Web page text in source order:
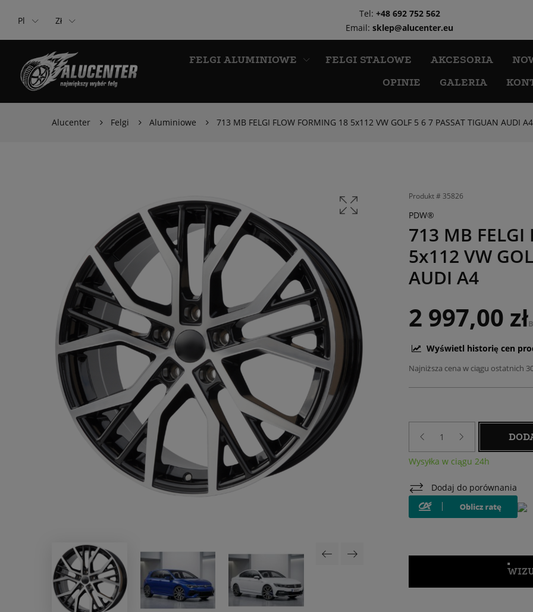
Pl Zł
Tel: +48 692 752 562
Email:sklep@alucenter.eu
FELGI ALUMINIOWE FELGI STALOWE AKCESORIA
OPINIE
GALERIA
Alucenter Felgi Aluminiowe 713 MB FELGI FLOW FORMING 18 5x112 VW GOLF 5 6 7 PASSAT TIGUAN AUDI A4
Produkt # 35826
PDW®
713 MB FELGI
5x112 VW
AUDI A4
2 997,00 zł
Wyświetl historię cen
Najniższa cena w ciągu ostatnich
Wysyłka w ciągu 24h
Dodaj do porównania